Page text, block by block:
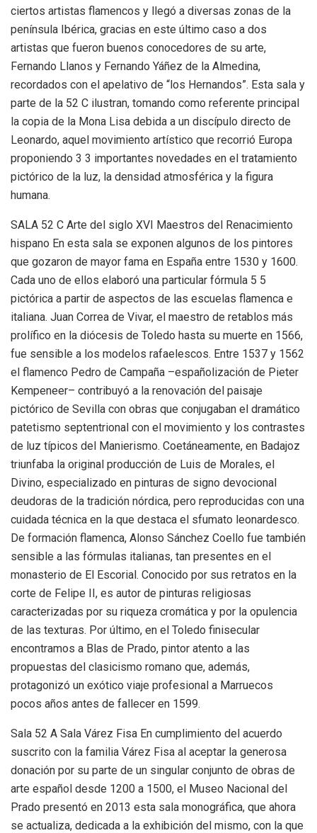
ciertos artistas flamencos y llegó a diversas zonas de la
península Ibérica, gracias en este último caso a dos
artistas que fueron buenos conocedores de su arte,
Fernando Llanos y Fernando Yáñez de la Almedina,
recordados con el apelativo de “los Hernandos”. Esta sala y
parte de la 52 C ilustran, tomando como referente principal
la copia de la Mona Lisa debida a un discípulo directo de
Leonardo, aquel movimiento artístico que recorrió Europa
proponiendo 3 3 importantes novedades en el tratamiento
pictórico de la luz, la densidad atmosférica y la figura
humana.
SALA 52 C Arte del siglo XVI Maestros del Renacimiento
hispano En esta sala se exponen algunos de los pintores
que gozaron de mayor fama en España entre 1530 y 1600.
Cada uno de ellos elaboró una particular fórmula 5 5
pictórica a partir de aspectos de las escuelas flamenca e
italiana. Juan Correa de Vivar, el maestro de retablos más
prolífico en la diócesis de Toledo hasta su muerte en 1566,
fue sensible a los modelos rafaelescos. Entre 1537 y 1562
el flamenco Pedro de Campaña –españolización de Pieter
Kempeneer– contribuyó a la renovación del paisaje
pictórico de Sevilla con obras que conjugaban el dramático
patetismo septentrional con el movimiento y los contrastes
de luz típicos del Manierismo. Coetáneamente, en Badajoz
triunfaba la original producción de Luis de Morales, el
Divino, especializado en pinturas de signo devocional
deudoras de la tradición nórdica, pero reproducidas con una
cuidada técnica en la que destaca el sfumato leonardesco.
De formación flamenca, Alonso Sánchez Coello fue también
sensible a las fórmulas italianas, tan presentes en el
monasterio de El Escorial. Conocido por sus retratos en la
corte de Felipe II, es autor de pinturas religiosas
caracterizadas por su riqueza cromática y por la opulencia
de las texturas. Por último, en el Toledo finisecular
encontramos a Blas de Prado, pintor atento a las
propuestas del clasicismo romano que, además,
protagonizó un exótico viaje profesional a Marruecos
pocos años antes de fallecer en 1599.
Sala 52 A Sala Várez Fisa En cumplimiento del acuerdo
suscrito con la familia Várez Fisa al aceptar la generosa
donación por su parte de un singular conjunto de obras de
arte español desde 1200 a 1500, el Museo Nacional del
Prado presentó en 2013 esta sala monográfica, que ahora
se actualiza, dedicada a la exhibición del mismo, con la que